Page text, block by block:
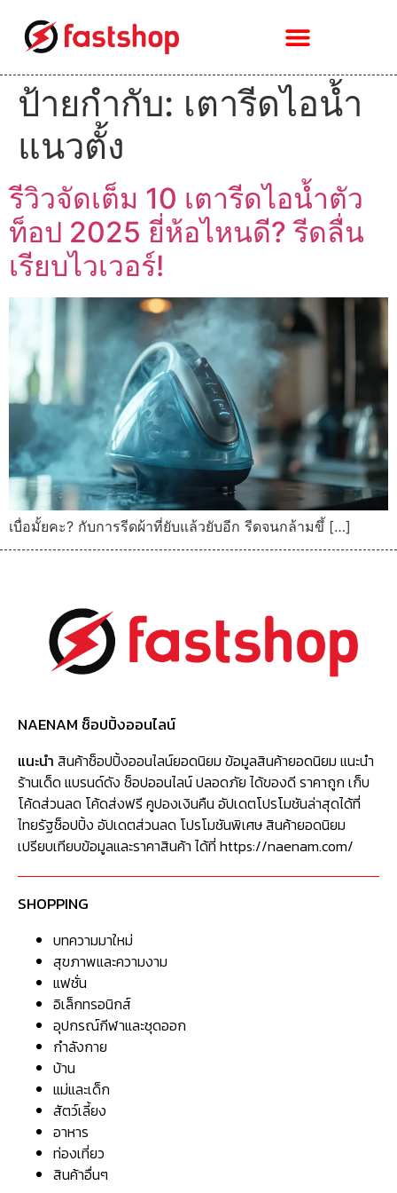
ป้ายกำกับ: เตารีดไอน้ำ
แนวตั้ง
รีวิวจัดเต็ม 10 เตารีดไอน้ำตัว
ท็อป 2025 ยี่ห้อไหนดี? รีดลื่น
เรียบไวเวอร์!
เบื่อมั้ยคะ? กับการรีดผ้าที่ยับแล้วยับอีก รีดจนกล้ามขึ้ […]
NAENAM ช็อปปิ้งออนไลน์
แนะนำ สินค้าช็อปปิ้งออนไลน์ยอดนิยม ข้อมูลสินค้ายอดนิยม แนะนำ
ร้านเด็ด แบรนด์ดัง ช็อปออนไลน์ ปลอดภัย ได้ของดี ราคาถูก เก็บ
โค้ดส่วนลด โค้ดส่งฟรี คูปองเงินคืน อัปเดตโปรโมชันล่าสุดได้ที่
ไทยรัฐช็อปปิ้ง อัปเดตส่วนลด โปรโมชันพิเศษ สินค้ายอดนิยม
เปรียบเทียบข้อมูลและราคาสินค้า ได้ที่ https://naenam.com/
SHOPPING
บทความมาใหม่
สุขภาพและความงาม
แฟชั่น
อิเล็กทรอนิกส์
อุปกรณ์กีฬาและชุดออก
กำลังกาย
บ้าน
แม่และเด็ก
สัตว์เลี้ยง
อาหาร
ท่องเที่ยว
สินค้าอื่นๆ